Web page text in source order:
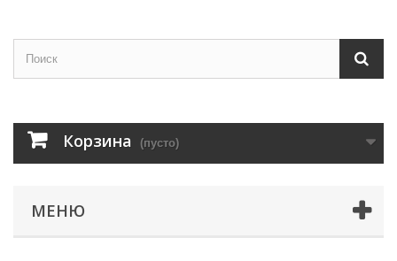
Корзина (пусто)
МЕНЮ